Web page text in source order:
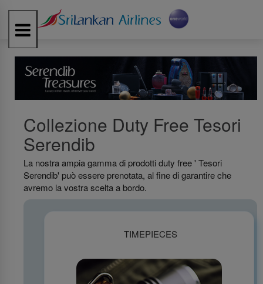
Toggle
navigation
Collezione Duty Free Tesori
Serendib
La nostra ampia gamma di prodotti duty free ' Tesori
Serendib' può essere prenotata, al fine di garantire che
avremo la vostra scelta a bordo.
TIMEPIECES